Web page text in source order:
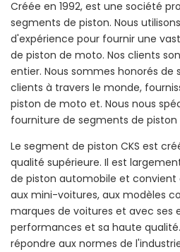
Créée en 1992, est une société
segments de piston. Nous
d'expérience pour fournir une
de piston de moto. Nos clients
entier. Nous sommes honorés de
clients à travers le monde,
piston de moto et. Nous nous
fourniture de segments de piston
Le segment de piston CKS est
qualité supérieure. Il est
de piston automobile et convient
aux mini-voitures, aux modèles
marques de voitures et avec ses
performances et sa haute
répondre aux normes de